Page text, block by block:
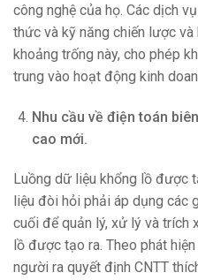
công nghệ của họ. Các dịch
thức và kỹ năng chiến lược
khoảng trống này, cho phép
trung vào hoạt động kinh
Nhu cầu về điện toán
cao mới.
Luồng dữ liệu khổng lồ được
liệu đòi hỏi phải áp dụng các
cuối để quản lý, xử lý và trích
lồ được tạo ra. Theo phát
người ra quyết định CNTT